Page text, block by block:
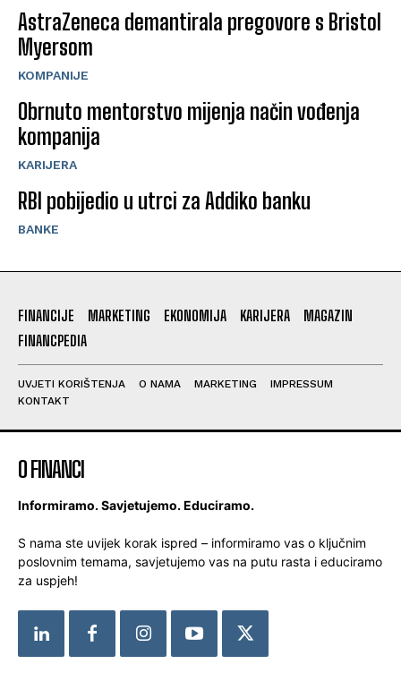
AstraZeneca demantirala pregovore s Bristol
Myersom
KOMPANIJE
Obrnuto mentorstvo mijenja način vođenja
kompanija
KARIJERA
RBI pobijedio u utrci za Addiko banku
BANKE
FINANCIJE MARKETING EKONOMIJA KARIJERA
MAGAZIN
FINANCPEDIA
UVJETI KORIŠTENJA O NAMA MARKETING
IMPRESSUM
KONTAKT
O FINANCI
Informiramo. Savjetujemo. Educiramo.
S nama ste uvijek korak ispred – informiramo vas o ključnim
poslovnim temama, savjetujemo vas na putu rasta i educiramo
za uspjeh!